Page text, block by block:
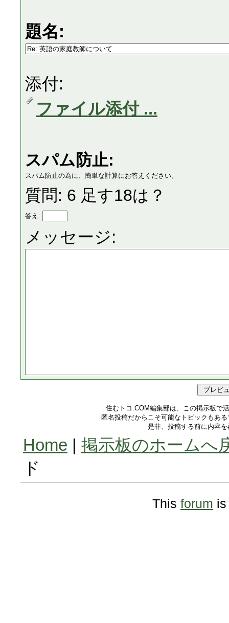
題名:
添付:
ファイル添付 ...
スパム防止:
スパム防止の為に、簡単な計算にお答えください。
質問: 6 足す18は？
答え:
メッセージ:
住むトコ.COM編集部は、この掲示板で
匿名投稿だからこそ可能なトピックもあ
是非、投稿する前に内容
Home | 掲示板のホームへ
ド
This forum